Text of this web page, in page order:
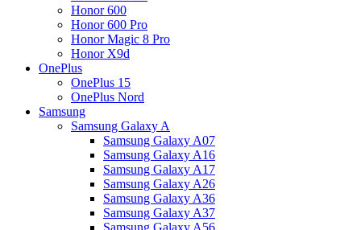
Honor 600
Honor 600 Pro
Honor Magic 8 Pro
Honor X9d
OnePlus
OnePlus 15
OnePlus Nord
Samsung
Samsung Galaxy A
Samsung Galaxy A07
Samsung Galaxy A16
Samsung Galaxy A17
Samsung Galaxy A26
Samsung Galaxy A36
Samsung Galaxy A37
Samsung Galaxy A56